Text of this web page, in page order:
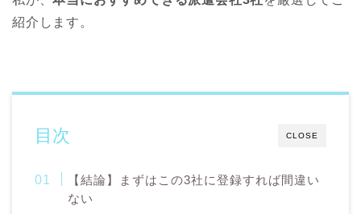
紹介します。
CLOSE
目次
【結論】まずはこの3社に登録すれば間違い
ない